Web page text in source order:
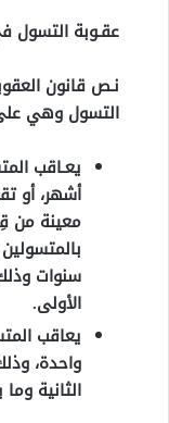
عقـوبة التسول
التسول وهي
يعـاقب
أشهر، أو
معينة من
سنوات
الأولى.
يعاقب
واحدة،
الثانية